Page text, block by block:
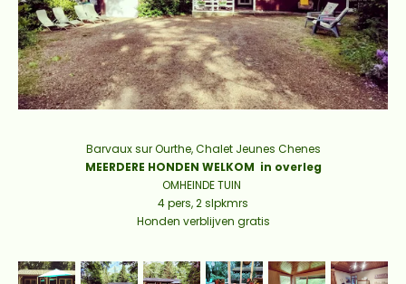
Barvaux sur Ourthe, Chalet Jeunes Chenes
MEERDERE HONDEN WELKOM in overleg
OMHEINDE TUIN
4 pers, 2 slpkmrs
Honden verblijven gratis